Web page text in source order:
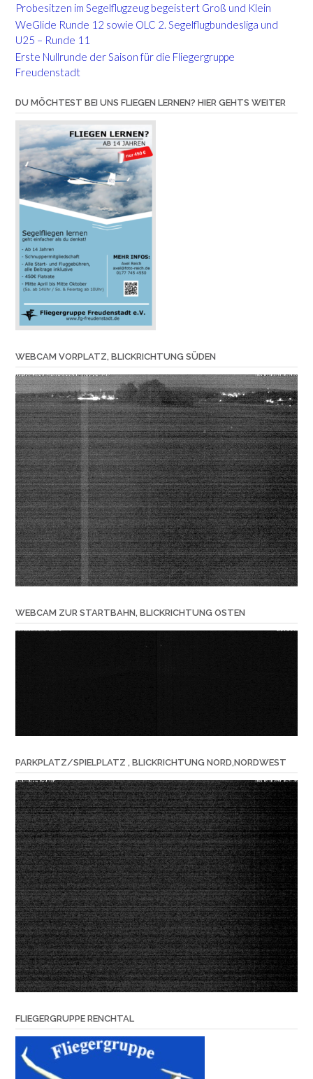
Probesitzen im Segelflugzeug begeistert Groß und Klein
WeGlide Runde 12 sowie OLC 2. Segelflugbundesliga und
U25 – Runde 11
Erste Nullrunde der Saison für die Fliegergruppe
Freudenstadt
DU MÖCHTEST BEI UNS FLIEGEN LERNEN? HIER GEHTS WEITER
WEBCAM VORPLATZ, BLICKRICHTUNG SÜDEN
WEBCAM ZUR STARTBAHN, BLICKRICHTUNG OSTEN
PARKPLATZ/SPIELPLATZ , BLICKRICHTUNG NORD,NORDWEST
FLIEGERGRUPPE RENCHTAL